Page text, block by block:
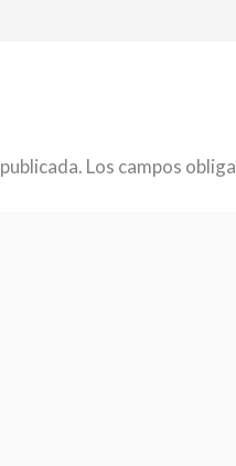
Los campos